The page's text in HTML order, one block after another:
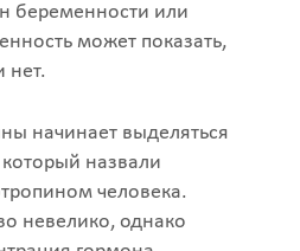
беременности или
может показать,
нет.
начинает выделяться
назвали
человека.
невелико, однако